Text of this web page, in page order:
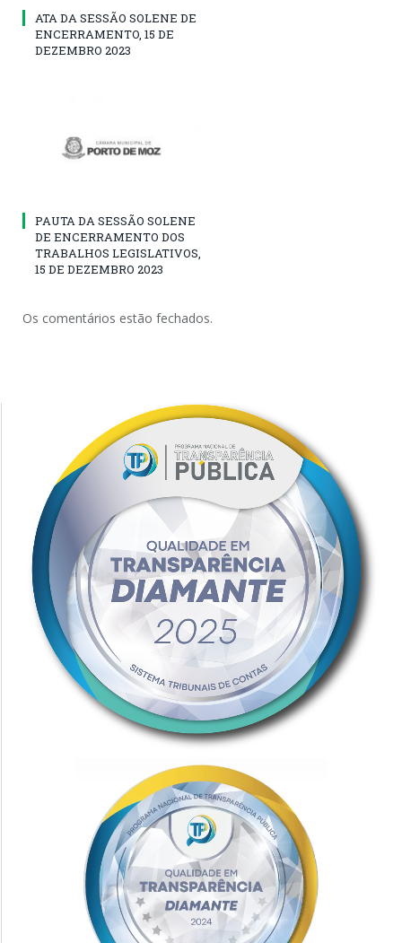
ATA DA SESSÃO SOLENE DE
ENCERRAMENTO, 15 DE
DEZEMBRO 2023
PAUTA DA SESSÃO SOLENE
DE ENCERRAMENTO DOS
TRABALHOS LEGISLATIVOS,
15 DE DEZEMBRO 2023
Os comentários estão fechados.